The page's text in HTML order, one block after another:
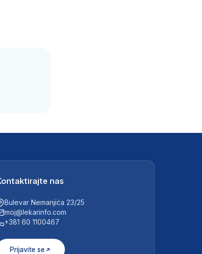
nas
Bulevar Nemanjića 23/25
moj@lekarinfo.com
+381 60 1100467
Prijavite se